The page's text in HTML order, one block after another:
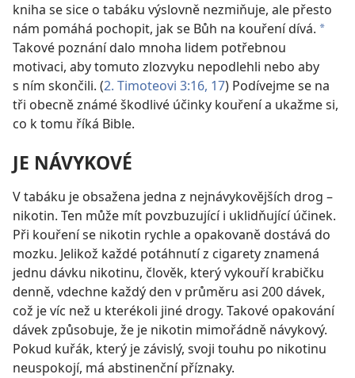
kniha se sice o tabáku výslovně nezmiňuje, ale přesto
nám pomáhá pochopit, jak se Bůh na kouření dívá. *
Takové poznání dalo mnoha lidem potřebnou
motivaci, aby tomuto zlozvyku nepodlehli nebo aby
s ním skončili. (2. Timoteovi 3:16, 17) Podívejme se na
tři obecně známé škodlivé účinky kouření a ukažme si,
co k tomu říká Bible.
JE NÁVYKOVÉ
V tabáku je obsažena jedna z nejnávykovějších drog –
nikotin. Ten může mít povzbuzující i uklidňující účinek.
Při kouření se nikotin rychle a opakovaně dostává do
mozku. Jelikož každé potáhnutí z cigarety znamená
jednu dávku nikotinu, člověk, který vykouří krabičku
denně, vdechne každý den v průměru asi 200 dávek,
což je víc než u kterékoli jiné drogy. Takové opakování
dávek způsobuje, že je nikotin mimořádně návykový.
Pokud kuřák, který je závislý, svoji touhu po nikotinu
neuspokojí, má abstinenční příznaky.